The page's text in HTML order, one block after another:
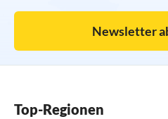
Newsletter
Top-Regionen